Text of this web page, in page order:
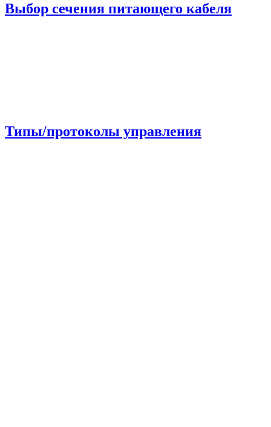
Выбор сечения питающего кабеля
Типы/протоколы управления